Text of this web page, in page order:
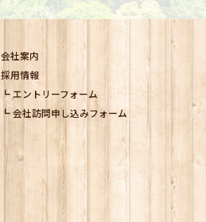
会社案内
採用情報
エントリーフォーム
会社訪問申し込みフォーム